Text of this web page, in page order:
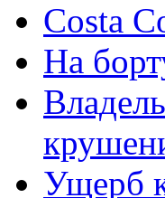
Costa
На
Ущерб